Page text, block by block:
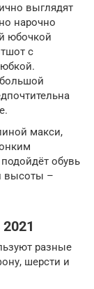
выглядят
нарочно
юбочкой
с
макси,
обувь
высоты –
разные
шерсти и